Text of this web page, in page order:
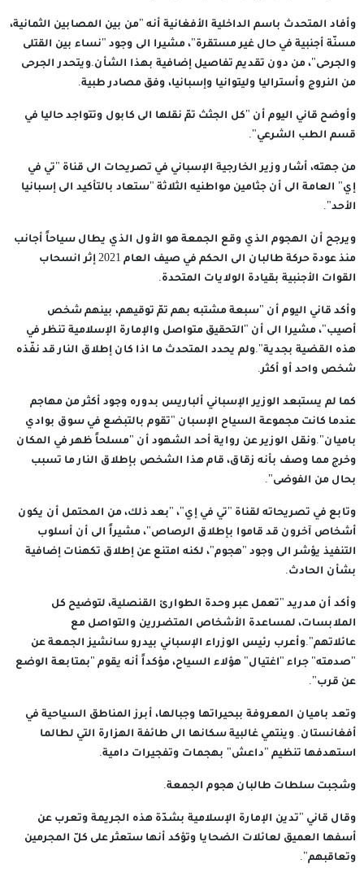
وأفاد المتحدث باسم الداخلية الأفغانية أنه "من بين المصابين الثمانية،
مسنّة أجنبية في حال غير مستقرة"، مشيرا الى وجود "نساء بين القتلى
والجرحى"، من دون تقديم تفاصيل إضافية بهذا الشأن.ويتحدر الجرحى
من النروج وأستراليا وليتوانيا وإسبانيا، وفق مصادر طبية.
وأوضح قاني اليوم أن "كل الجثث تمّ نقلها الى كابول وتتواجد حاليا في
قسم الطب الشرعي".
من جهته، أشار وزير الخارجية الإسباني في تصريحات الى قناة "تي في
إي" العامة الى أن جثامين مواطنيه الثلاثة "ستعاد بالتأكيد الى إسبانيا
الأحد".
ويرجح أن الهجوم الذي وقع الجمعة هو الأول الذي يطال سياحاً أجانب
منذ عودة حركة طالبان الى الحكم في صيف العام 2021 إثر انسحاب
القوات الأجنبية بقيادة الولايات المتحدة.
وأكد قاني اليوم أن "سبعة مشتبه بهم تمّ توقيهم، بينهم شخص
أصيب"، مشيرا الى أن "التحقيق متواصل والإمارة الإسلامية تنظر في
هذه القضية بجدية".ولم يحدد المتحدث ما اذا كان إطلاق النار قد نفّذه
شخص واحد أو أكثر.
كما لم يستبعد الوزير الإسباني ألباريس بدوره وجود أكثر من مهاجم
عندما كانت مجموعة السياح الإسبان "تقوم بالتبضع في سوق بوادي
باميان".ونقل الوزير عن رواية أحد الشهود أن "مسلحاً ظهر في المكان
وخرج مما وصف بأنه زقاق، قام هذا الشخص بإطلاق النار ما تسبب
بحال من الفوضى".
وتابع في تصريحاته لقناة "تي في إي"، "بعد ذلك، من المحتمل أن يكون
أشخاص آخرون قد قاموا بإطلاق الرصاص"، مشيراً الى أن أسلوب
التنفيذ يؤشر الى وجود "هجوم"، لكنه امتنع عن إطلاق تكهنات إضافية
بشأن الحادث.
وأكد أن مدريد "تعمل عبر وحدة الطوارئ القنصلية، لتوضيح كل
الملابسات، لمساعدة الأشخاص المتضررين والتواصل مع
عائلاتهم".وأعرب رئيس الوزراء الإسباني بيدرو سانشيز الجمعة عن
"صدمته" جراء "اغتيال" هؤلاء السياح، مؤكداً أنه يقوم "بمتابعة الوضع
عن قرب".
وتعد باميان المعروفة ببحيراتها وجبالها، أبرز المناطق السياحية في
أفغانستان. وينتمي غالبية سكانها الى طائفة الهزارة التي لطالما
استهدفها تنظيم "داعش" بهجمات وتفجيرات دامية.
وشجبت سلطات طالبان هجوم الجمعة.
وقال قاني "تدين الإمارة الإسلامية بشدّة هذه الجريمة وتعرب عن
أسفها العميق لعائلات الضحايا وتؤكد أنها ستعثر على كلّ المجرمين
وتعاقبهم".